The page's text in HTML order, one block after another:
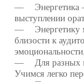
— Энергетика —
выступлении
— Энергетику
близости к
— Для разных
Учимся легко